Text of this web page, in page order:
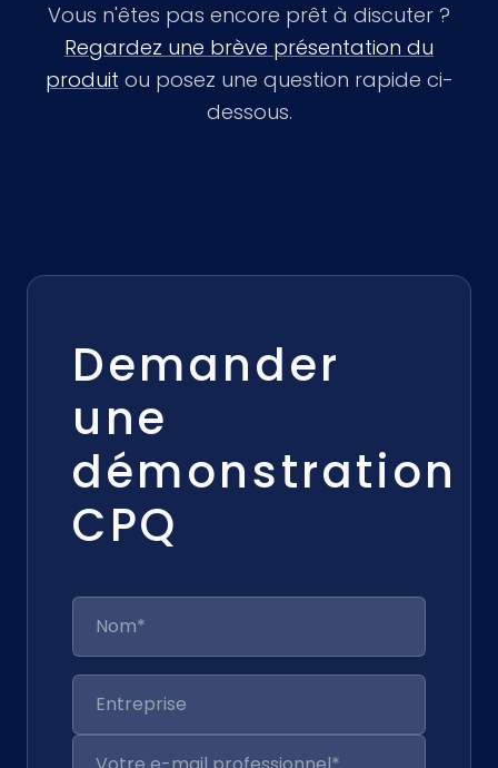
Vous n'êtes pas encore prêt à discuter ?
Regardez une brève présentation du
produit ou posez une question rapide ci-
dessous.
Demander
une
démonstration
CPQ